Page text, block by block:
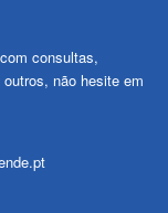
consultas,
não hesite em